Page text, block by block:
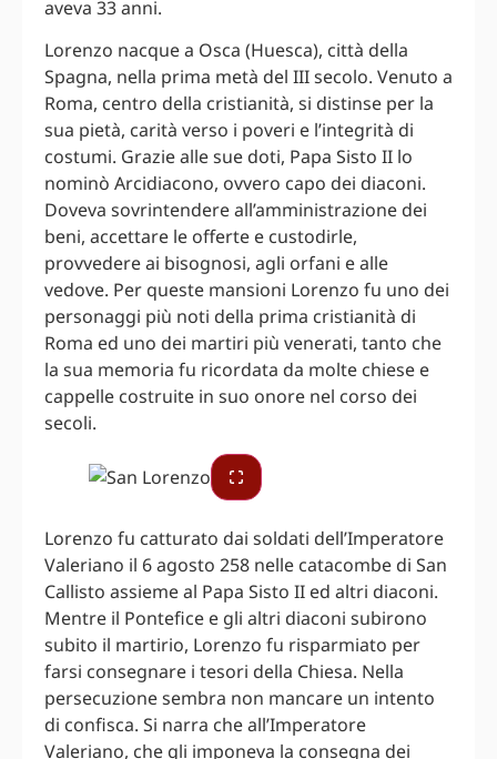
aveva 33 anni.
Lorenzo nacque a Osca (Huesca), città della
Spagna, nella prima metà del III secolo. Venuto a
Roma, centro della cristianità, si distinse per la
sua pietà, carità verso i poveri e l’integrità di
costumi. Grazie alle sue doti, Papa Sisto II lo
nominò Arcidiacono, ovvero capo dei diaconi.
Doveva sovrintendere all’amministrazione dei
beni, accettare le offerte e custodirle,
provvedere ai bisognosi, agli orfani e alle
vedove. Per queste mansioni Lorenzo fu uno dei
personaggi più noti della prima cristianità di
Roma ed uno dei martiri più venerati, tanto che
la sua memoria fu ricordata da molte chiese e
cappelle costruite in suo onore nel corso dei
secoli.
Lorenzo fu catturato dai soldati dell’Imperatore
Valeriano il 6 agosto 258 nelle catacombe di San
Callisto assieme al Papa Sisto II ed altri diaconi.
Mentre il Pontefice e gli altri diaconi subirono
subito il martirio, Lorenzo fu risparmiato per
farsi consegnare i tesori della Chiesa. Nella
persecuzione sembra non mancare un intento
di confisca. Si narra che all’Imperatore
Valeriano, che gli imponeva la consegna dei